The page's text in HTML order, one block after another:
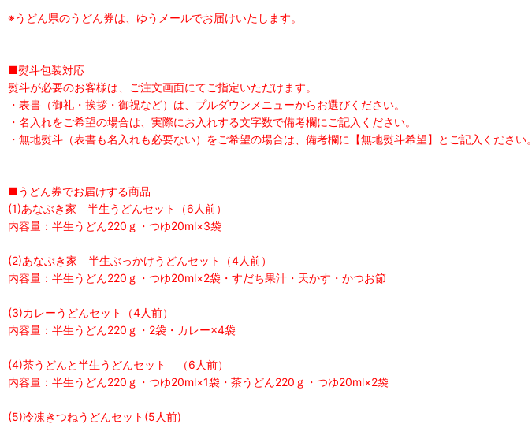
※うどん県のうどん券は、ゆうメールでお届けいたします。
■熨斗包装対応
熨斗が必要のお客様は、ご注文画面にてご指定いただけます。
・表書（御礼・挨拶・御祝など）は、プルダウンメニューからお選びください。
・名入れをご希望の場合は、実際にお入れする文字数で備考欄にご記入ください。
・無地熨斗（表書も名入れも必要ない）をご希望の場合は、備考欄に【無地熨斗希望】とご記入ください。
■うどん券でお届けする商品
(1)あなぶき家 半生うどんセット（6人前）
内容量：半生うどん220ｇ・つゆ20ml×3袋
(2)あなぶき家 半生ぶっかけうどんセット（4人前）
内容量：半生うどん220ｇ・つゆ20ml×2袋・すだち果汁・天かす・かつお節
(3)カレーうどんセット（4人前）
内容量：半生うどん220ｇ・2袋・カレー×4袋
(4)茶うどんと半生うどんセット （6人前）
内容量：半生うどん220ｇ・つゆ20ml×1袋・茶うどん220ｇ・つゆ20ml×2袋
(5)冷凍きつねうどんセット(5人前)